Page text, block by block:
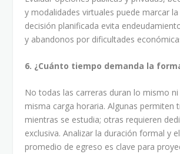
y modalidades virtuales puede marcar
decisión planificada evita
y abandonos por dificultades
6. ¿Cuánto tiempo demanda la
No todas las carreras duran lo mismo
misma carga horaria. Algunas permiten
mientras se estudia; otras requieren
exclusiva. Analizar la duración formal y
promedio de egreso es clave para